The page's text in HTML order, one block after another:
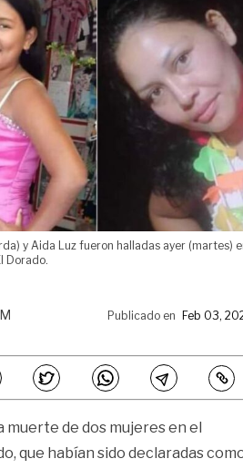
y Aida Luz fueron halladas ayer (martes)
Dorado.
Publicado en Feb 03,
muerte de dos mujeres en el
que habían sido declaradas